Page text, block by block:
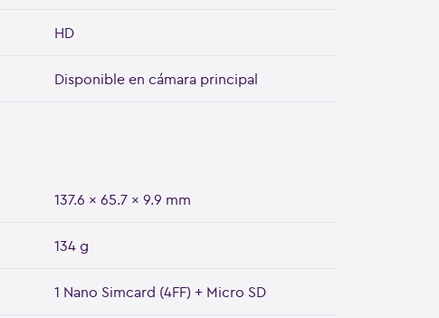
HD
Disponible en cámara principal
137.6 x 65.7 x 9.9 mm
134 g
1 Nano Simcard (4FF) + Micro SD